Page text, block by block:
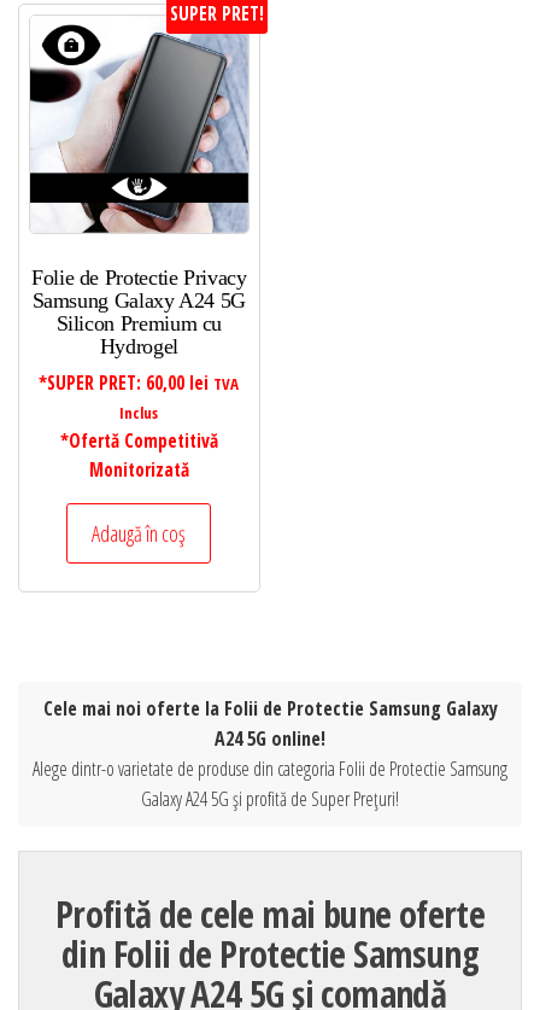
SUPER PRET!
Folie de Protectie Privacy
Samsung Galaxy A24 5G
Silicon Premium cu
Hydrogel
*SUPER PRET: 60,00 lei TVA
Inclus
*Ofertă Competitivă
Monitorizată
Adaugă în coș
Cele mai noi oferte la Folii de Protectie Samsung Galaxy
A24 5G online!
Alege dintr-o varietate de produse din categoria Folii de Protectie Samsung
Galaxy A24 5G și profită de Super Prețuri!
Profită de cele mai bune oferte
din Folii de Protectie Samsung
Galaxy A24 5G și comandă